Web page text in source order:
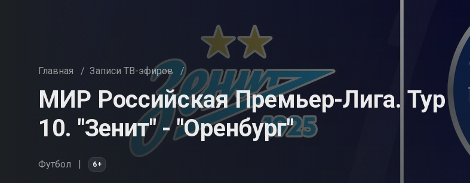
Главная / Записи ТВ-эфиров /
МИР Российская Премьер-Лига. Тур
10. "Зенит" - "Оренбург"
Футбол 6+